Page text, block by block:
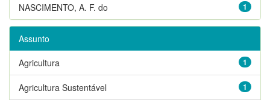
1
NASCIMENTO, A. F. do
Assunto
1
Agricultura
1
Agricultura Sustentável